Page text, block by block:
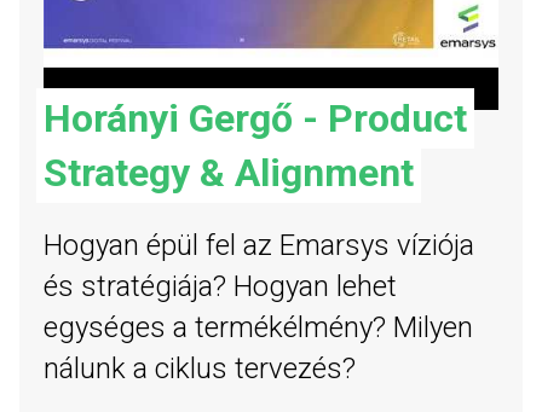
Horányi Gergő - Product
Strategy & Alignment
Hogyan épül fel az Emarsys víziója
és stratégiája? Hogyan lehet
egységes a termékélmény? Milyen
nálunk a ciklus tervezés?